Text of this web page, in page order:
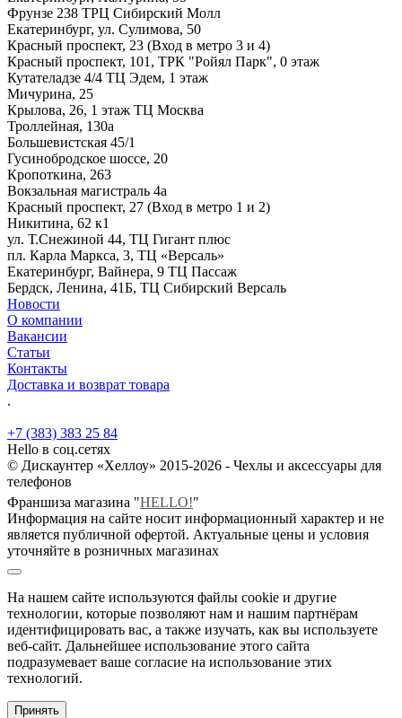
Фрунзе 238 ТРЦ Сибирский Молл
Екатеринбург, ул. Сулимова, 50
Красный проспект, 23 (Вход в метро 3 и 4)
Красный проспект, 101, ТРК "Ройял Парк", 0 этаж
Кутателадзе 4/4 ТЦ Эдем, 1 этаж
Мичурина, 25
Крылова, 26, 1 этаж ТЦ Москва
Троллейная, 130а
Большевистская 45/1
Гусинобродское шоссе, 20
Кропоткина, 263
Вокзальная магистраль 4а
Красный проспект, 27 (Вход в метро 1 и 2)
Никитина, 62 к1
ул. Т.Снежиной 44, ТЦ Гигант плюс
пл. Карла Маркса, 3, ТЦ «Версаль»
Екатеринбург, Вайнера, 9 ТЦ Пассаж
Бердск, Ленина, 41Б, ТЦ Сибирский Версаль
Новости
О компании
Вакансии
Статьи
Контакты
Доставка и возврат товара
.
+7 (383) 383 25 84
Hello в соц.сетях
© Дискаунтер «Хеллоу» 2015-2026 - Чехлы и аксессуары для
телефонов
Франшиза магазина "HELLO!"
Информация на сайте носит информационный характер и не
является публичной офертой. Актуальные цены и условия
уточняйте в розничных магазинах
На нашем сайте используются файлы cookie и другие
технологии, которые позволяют нам и нашим партнёрам
идентифицировать вас, а также изучать, как вы используете
веб-сайт. Дальнейшее использование этого сайта
подразумевает ваше согласие на использование этих
технологий.
Принять